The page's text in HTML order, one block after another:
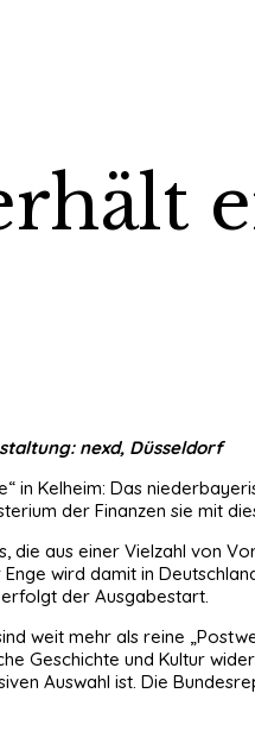
nexd, Düsseldorf
in Kelheim: Das
der Finanzen sie mit
aus einer Vielzahl von
wird damit in
der Ausgabestart.
mehr als reine
Geschichte und Kultur
Auswahl ist. Die